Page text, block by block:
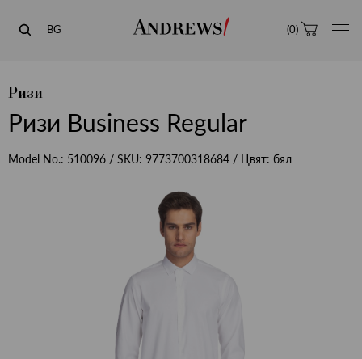
Andrews
BG (0)
Ризи
Ризи Business Regular
Model No.: 510096 / SKU: 9773700318684 / Цвят: бял